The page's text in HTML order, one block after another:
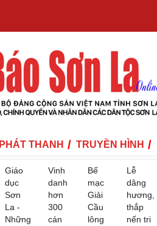
PHÁT THANH TRUYỀN HÌNH
Giáo
dục
Sơn
La -
Những
Vinh
danh
hơn
300
cán
Bế
mạc
Giải
Cầu
lông
Lễ
dâng
hương,
thắp
nến tri